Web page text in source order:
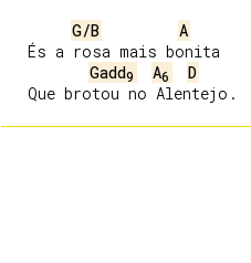
G/B
A
   És a rosa maiѕ bonita
Gadd9 A6
D